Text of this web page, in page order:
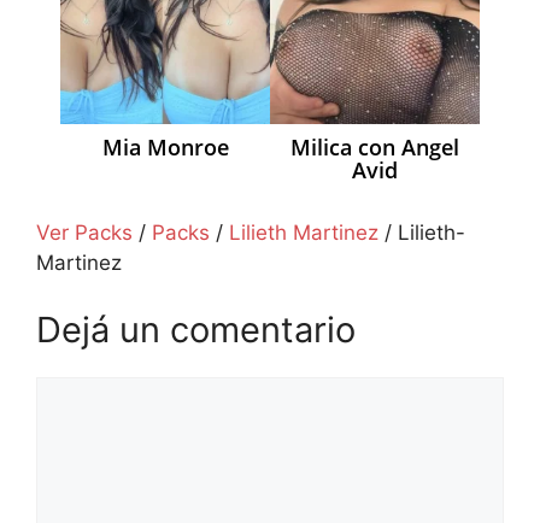
Mia Monroe Milica con Angel
Avid
Ver Packs / Packs / Lilieth Martinez / Lilieth-
Martinez
Dejá un comentario